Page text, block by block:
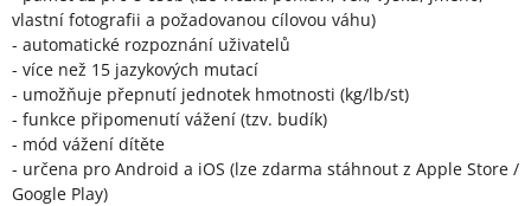
vlastní fotografii a požadovanou cílovou váhu)
- automatické rozpoznání uživatelů
- více než 15 jazykových mutací
- umožňuje přepnutí jednotek hmotnosti (kg/lb/st)
- funkce připomenutí vážení (tzv. budík)
- mód vážení dítěte
- určena pro Android a iOS (lze zdarma stáhnout z Apple Store /
Google Play)